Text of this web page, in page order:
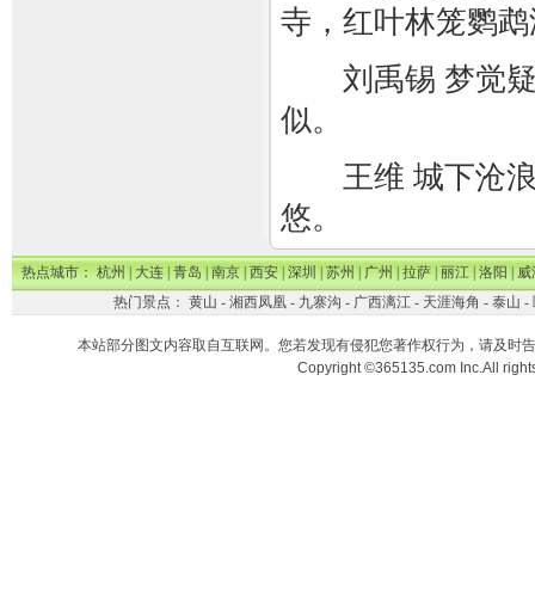
寺，红叶林笼鹦
刘禹锡 梦觉疑
似。
王维 城下沧浪
悠。
热点城市：杭州|大连|青岛|南京|西安|深圳|苏州|广州|拉萨|丽江|洛阳|威
热门景点： 黄山 - 湘西凤凰- 九寨沟 - 广西漓江- 天涯海角 - 泰山 -
本站部分图文内容取自互联网。您若发现有侵犯您著作权行为，请及时
Copyright ©365135.com Inc.All